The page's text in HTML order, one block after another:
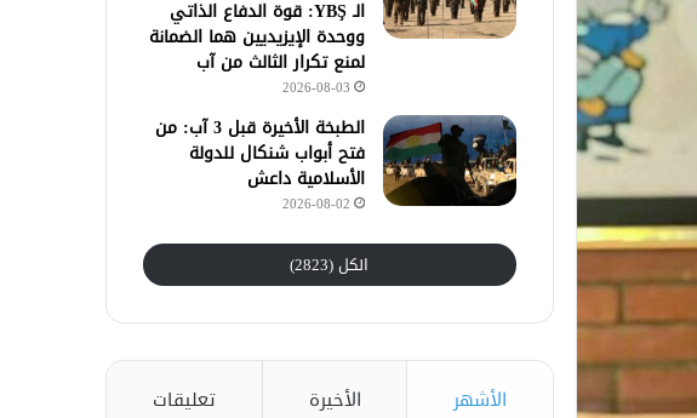
الـ YBŞ: قوة الدفاع الذاتي
ووحدة الإيزيديين هما الضمانة
لمنع تكرار الثالث من آب
2026-08-03
الطبخة الأخيرة قبل 3 آب: من
فتح أبواب شنكال للدولة
الأسلامية داعش
2026-08-02
الكل (2823)
الأشهر الأخيرة تعليقات